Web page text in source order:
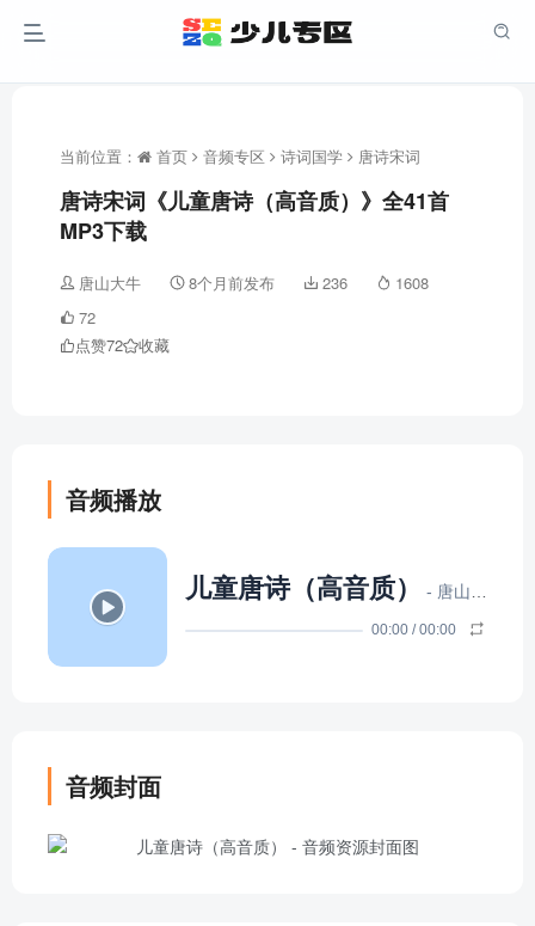
当前位置： 首页 音频专区 诗词国学 唐诗宋词
唐诗宋词《儿童唐诗（高音质）》全41首
MP3下载
唐山大牛 8个月前发布 236
1608
72
点赞72 收藏
音频播放
儿童唐诗（高音质） - 唐山大牛
00:00 /00:00
音频封面